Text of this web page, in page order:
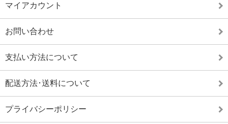
マイアカウント
お問い合わせ
支払い方法について
配送方法･送料について
プライバシーポリシー